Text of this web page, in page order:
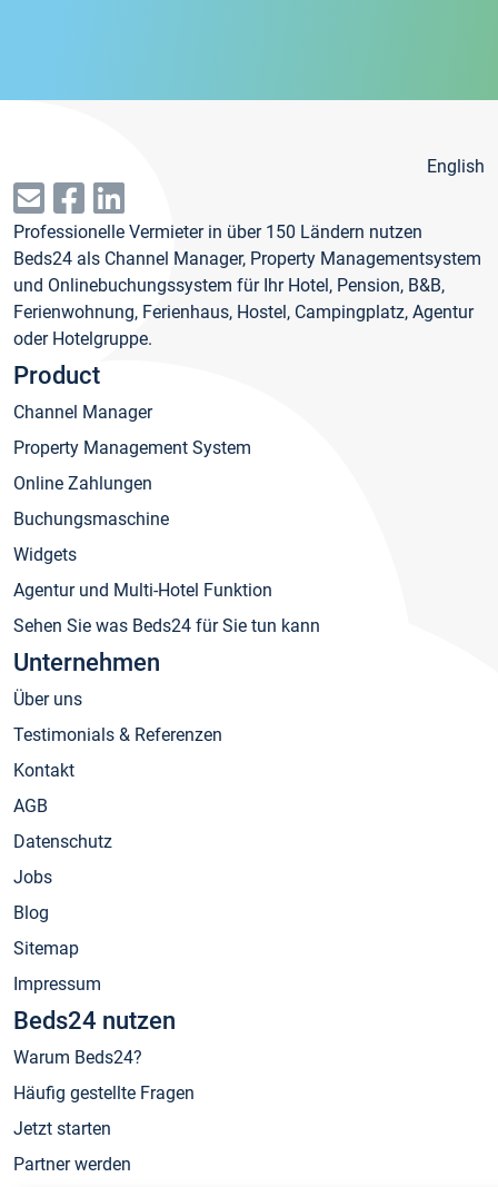
English
Professionelle Vermieter in über 150 Ländern nutzen
Beds24 als Channel Manager, Property Managementsystem
und Onlinebuchungssystem für Ihr Hotel, Pension, B&B,
Ferienwohnung, Ferienhaus, Hostel, Campingplatz, Agentur
oder Hotelgruppe.
Product
Channel Manager
Property Management System
Online Zahlungen
Buchungsmaschine
Widgets
Agentur und Multi-Hotel Funktion
Sehen Sie was Beds24 für Sie tun kann
Unternehmen
Über uns
Testimonials & Referenzen
Kontakt
AGB
Datenschutz
Jobs
Blog
Sitemap
Impressum
Beds24 nutzen
Warum Beds24?
Häufig gestellte Fragen
Jetzt starten
Partner werden